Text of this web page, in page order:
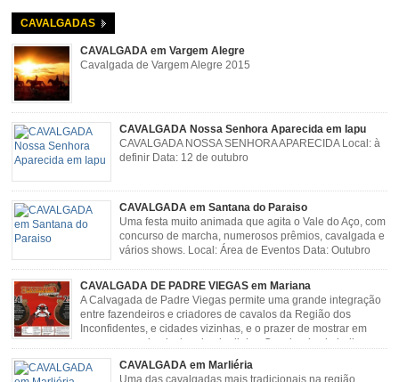
CAVALGADAS
CAVALGADA em Vargem Alegre
Cavalgada de Vargem Alegre 2015
CAVALGADA Nossa Senhora Aparecida em Iapu
CAVALGADA NOSSA SENHORA APARECIDA Local: à
definir Data: 12 de outubro
CAVALGADA em Santana do Paraiso
Uma festa muito animada que agita o Vale do Aço, com
concurso de marcha, numerosos prêmios, cavalgada e
vários shows. Local: Área de Eventos Data: Outubro
CAVALGADA DE PADRE VIEGAS em Mariana
A Calvagada de Padre Viegas permite uma grande integração
entre fazendeiros e criadores de cavalos da Região dos
Inconfidentes, e cidades vizinhas, e o prazer de mostrar em
uma arena animais de primeira linha. Cavalgada simboliza e
resgata cultura e saúde além de contar com apresentações musicais. Local:
Distrito de Padre Viegas, Antigo Campo de […]
CAVALGADA em Marliéria
Uma das cavalgadas mais tradicionais na região,